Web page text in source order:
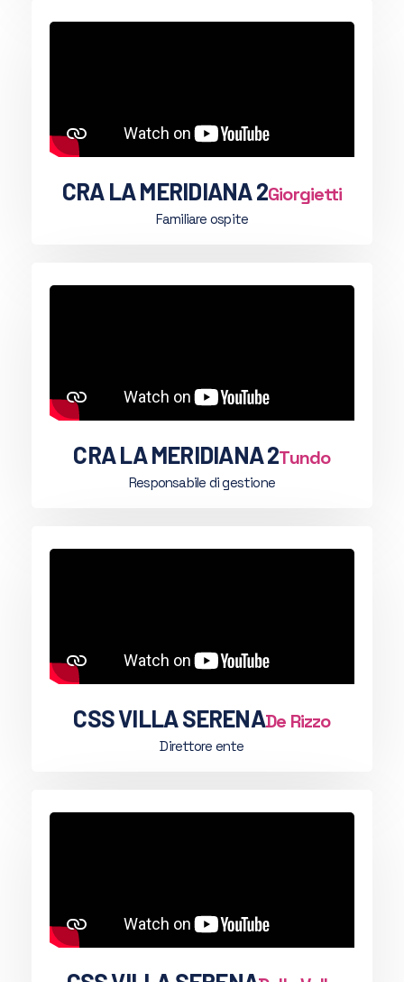
CRA LA MERIDIANA 2Giorgietti
Familiare ospite
CRA LA MERIDIANA 2Tundo
Responsabile di gestione
CSS VILLA SERENADe Rizzo
Direttore ente